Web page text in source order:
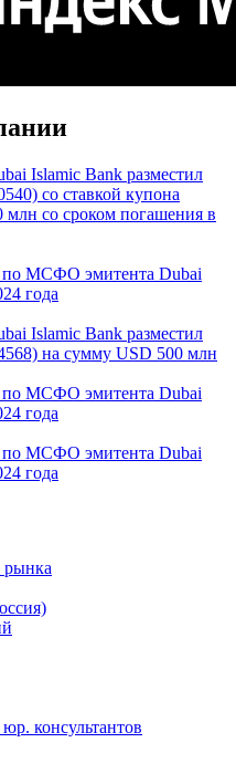
Islamic Bank разместил
со ставкой купона
со сроком погашения в
по МСФО эмитента Dubai
года
Islamic Bank разместил
на сумму USD 500 млн
МСФО эмитента Dubai
года
МСФО эмитента Dubai